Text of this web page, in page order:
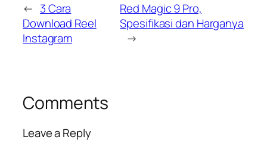
← 3 Cara
Download Reel
Instagram
Red Magic 9 Pro,
Spesifikasi dan Harganya
→
Comments
Leave a Reply